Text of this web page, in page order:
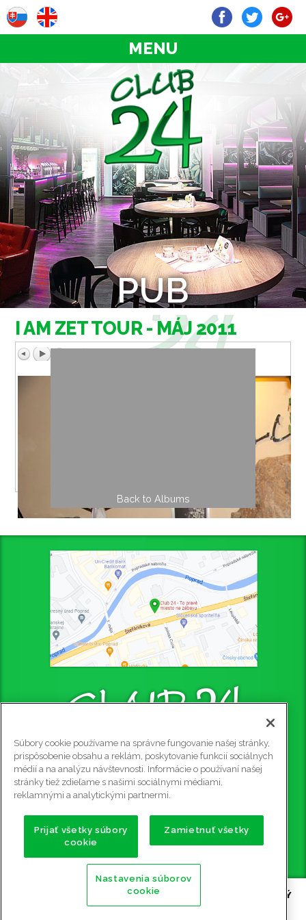
MENU
PUB
I AM ZET TOUR - MÁJ 2011
Back to Albums
CLUB 24 - PUB
Štefániková 4445/4, 058 01 Poprad, 2. poschodie
Rezervácie na tel. č.: 0915 905 081
e-mail:club24@club24.sk
GPS súradnice:
49.056911 N (49° 3' 25.2'' N)
20.302600 E (20° 18' 9.36'' E)
2009 - 2026 CLUB 24 - PUB, BILLIARD, STOLNÝ
FUTBAL, ŠÍPKY POPRAD| Všetky práva vyhradené |
Súbory cookie používame na správne fungovanie našej stránky,
prispôsobenie obsahu a reklám, poskytovanie funkcií sociálnych
médií a na analýzu návštevnosti. Informácie o používaní našej
stránky tiež zdieľame s našimi sociálnymi médiami,
reklamnými a analytickými partnermi.
Prijať všetky súbory
cookie
Zamietnuť všetky
Nastavenia súborov
cookie